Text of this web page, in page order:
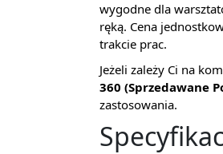
wygodne dla
ręką. Cena
trakcie prac.
Jeżeli zależy Ci na
360 (Sprzedawane
zastosowania.